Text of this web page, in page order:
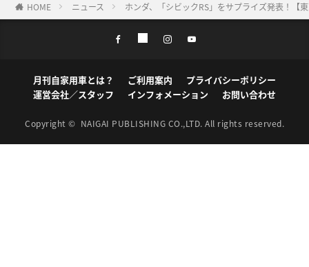
HOME ニュース ホンダ、「シビックRS」をサプライズ発表！【
月刊自家用車とは？ ご利用案内
プライバシーポリシー
運営会社／スタッフ
インフォメーション お問い合わせ
Copyright © NAIGAI PUBLISHING CO.,LTD. All rights reserved.